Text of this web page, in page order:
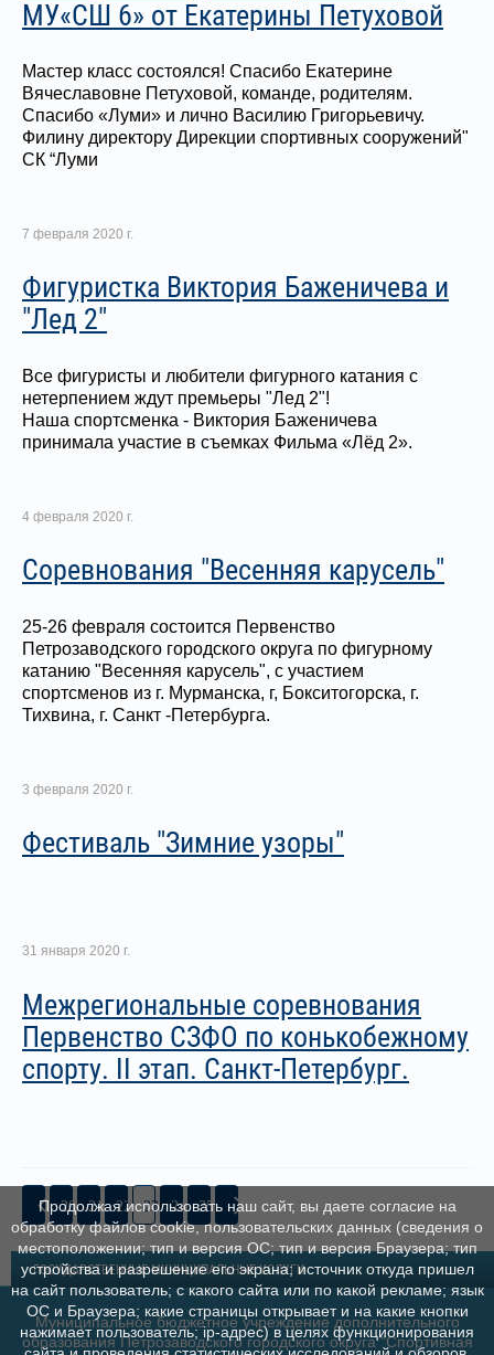
МУ«СШ 6» от Екатерины Петуховой
Мастер класс состоялся! Спасибо Екатерине
Вячеславовне Петуховой, команде, родителям.
Спасибо «Луми» и лично Василию Григорьевичу.
Филину директору Дирекции спортивных сооружений"
СК “Луми
7 февраля 2020 г.
Фигуристка Виктория Баженичева и
"Лед 2"
Все фигуристы и любители фигурного катания с
нетерпением ждут премьеры "Лед 2"!
Наша спортсменка - Виктория Баженичева
принимала участие в съемках Фильма «Лёд 2».
4 февраля 2020 г.
Соревнования "Весенняя карусель"
25-26 февраля состоится Первенство
Петрозаводского городского округа по фигурному
катанию "Весенняя карусель", с участием
спортсменов из г. Мурманска, г, Бокситогорска, г.
Тихвина, г. Санкт -Петербурга.
3 февраля 2020 г.
Фестиваль "Зимние узоры"
31 января 2020 г.
Межрегиональные соревнования
Первенство СЗФО по конькобежному
спорту. II этап. Санкт-Петербург.
20 21 22 23 24 25
ГОСУДАРСТВЕННЫЕ МУНИЦИПАЛЬНЫЕ УСЛУГИ
Муниципальное бюджетное учреждение дополнительного
образования Петрозаводского городского округа "Спортивная
Продолжая использовать наш сайт, вы даете согласие на
обработку файлов cookie, пользовательских данных (сведения о
местоположении; тип и версия ОС; тип и версия Браузера; тип
устройства и разрешение его экрана; источник откуда пришел
на сайт пользователь; с какого сайта или по какой рекламе; язык
ОС и Браузера; какие страницы открывает и на какие кнопки
нажимает пользователь; ip-адрес) в целях функционирования